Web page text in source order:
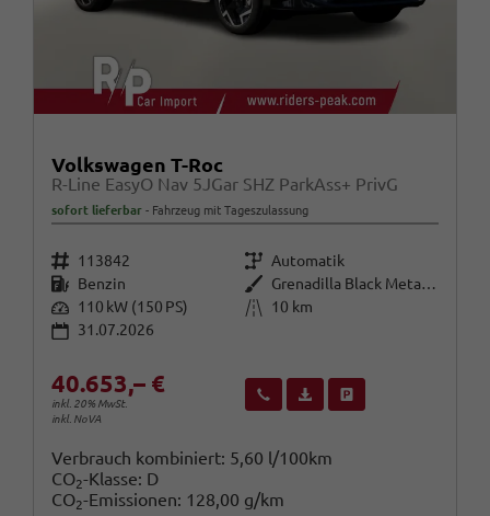
Volkswagen T-Roc
R-Line EasyO Nav 5JGar SHZ ParkAss+ PrivG
sofort lieferbar Fahrzeug mit Tageszulassung
Fahrzeugnr. 113842 Getriebe Automatik
Kraftstoff Benzin Außenfarbe
Grenadilla Black Metallic
Leistung 110 kW (150 PS) Kilometerstand
10 km
31.07.2026
40.653,– €
inkl. 20% MwSt.
inkl. NoVA
Wir rufen Sie anFahrzeugexposé (PDF)
Verbrauch kombiniert: 5,60 l/100km
CO2-Klasse: D
CO2-Emissionen: 128,00 g/km